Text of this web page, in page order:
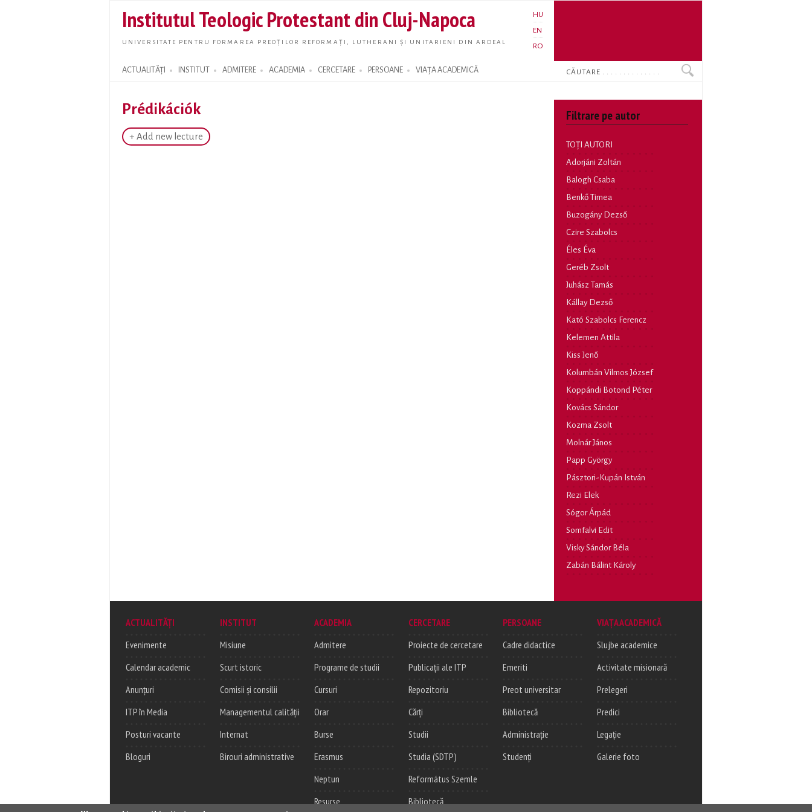
main
content
Institutul Teologic Protestant din Cluj-Napoca
UNIVERSITATE PENTRU FORMAREA PREOȚILOR REFORMAȚI, LUTHERANI ȘI UNITARIENI DIN ARDEAL
HU
EN
RO
ACTUALITĂȚI INSTITUT ADMITERE ACADEMIA CERCETARE PERSOANE VIAȚA ACADEMICĂ
Search form
Search
Prédikációk
+ Add new lecture
Filtrare pe autor
TOȚI AUTORI
Adorjáni Zoltán
Balogh Csaba
Benkő Timea
Buzogány Dezső
Czire Szabolcs
Éles Éva
Geréb Zsolt
Juhász Tamás
Kállay Dezső
Kató Szabolcs Ferencz
Kelemen Attila
Kiss Jenő
Kolumbán Vilmos József
Koppándi Botond Péter
Kovács Sándor
Kozma Zsolt
Molnár János
Papp György
Pásztori-Kupán István
Rezi Elek
Sógor Árpád
Somfalvi Edit
Visky Sándor Béla
Zabán Bálint Károly
ACTUALITĂȚI
Evenimente
Calendar academic
Anunțuri
ITP în Media
Posturi vacante
Bloguri
INSTITUT
Misiune
Scurt istoric
Comisii și consilii
Managementul calității
Internat
Birouri administrative
ACADEMIA
Admitere
Programe de studii
Cursuri
Orar
Burse
Erasmus
Neptun
Resurse
CERCETARE
Proiecte de cercetare
Publicații ale ITP
Repozitoriu
Cărți
Studii
Studia (SDTP)
Református Szemle
Bibliotecă
PERSOANE
Cadre didactice
Emeriti
Preot universitar
Bibliotecă
Administrație
Studenți
VIAȚA ACADEMICĂ
Slujbe academice
Activitate misionară
Prelegeri
Predici
Legație
Galerie foto